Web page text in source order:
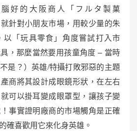
好的大阪商人「フルタ製菓
就針對小朋友市場，用較少量的朱
以「玩具零食」角度嘗試打入市
，那麼當然要用孩童角度 – 當時
不是？）英雄/特攝打敗邪惡的主題
商將其設計成眼鏡形狀，在左右
可以掛耳變成眼罩型，讓孩子變
事實證明廠商的市場觸角是正確
確喜歡用它來化身英雄。